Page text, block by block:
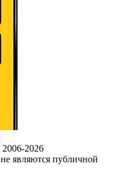
2026
являются публичной